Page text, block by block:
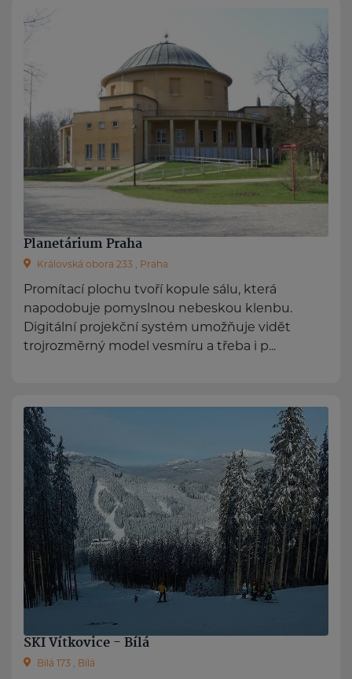
Planetárium Praha
Královská obora 233 , Praha
Promítací plochu tvoří kopule sálu, která
napodobuje pomyslnou nebeskou klenbu.
Digitální projekční systém umožňuje vidět
trojrozměrný model vesmíru a třeba i p...
SKI Vítkovice - Bílá
Bílá 173 , Bílá